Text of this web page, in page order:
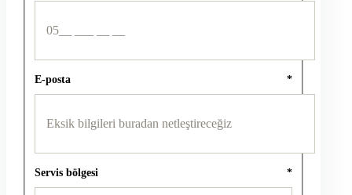
E-posta *
Servis bölgesi *